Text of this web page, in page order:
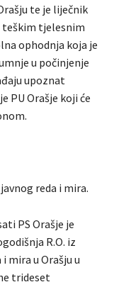
te je liječnik
teškim tjelesnim
ophodnja koja je
u počinjenje
upoznat
PU Orašje koji će
reda i mira.
PS Orašje je
R.O. iz
mira u Orašju u
trideset